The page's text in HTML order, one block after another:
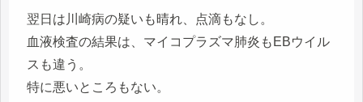
翌日は川崎病の疑いも晴れ、点滴もなし。
血液検査の結果は、マイコプラズマ肺炎もEBウイル
スも違う。
特に悪いところもない。